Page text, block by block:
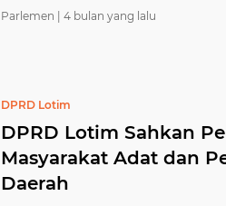
Parlemen | 4 bulan yang lalu
DPRD Lotim
DPRD Lotim Sahkan
Masyarakat Adat dan
Daerah